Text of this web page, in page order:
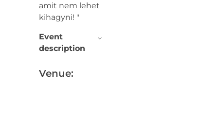
amit nem lehet
kihagyni! "
Event
description
Venue: